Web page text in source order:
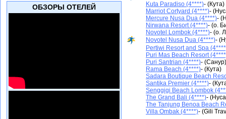
Kuta Paradiso (4****)- (Кута)
Marriot Cortyard (4****)-
Mercure Nusa Dua (4****)-
Nirwana Resort (4****)- (о.
Novotel Lombok (4****)- (о.
Novotel Nusa Dua (4****)-
Pertiwi Resort and Spa
Puri Mas Beach Resort
Puri Santrian (4****)- (Санур)
Rama Beach (4****)- (Кута)
Sadara Boutique Beach
Santika Premier (4****)-
Senggigi Beach Lombok
The Grand Bali (4****)-
The Tanjung Benoa Beach
Villa Ombak (4****)- (Gili
ОБЗОРЫ ОТЕЛЕЙ